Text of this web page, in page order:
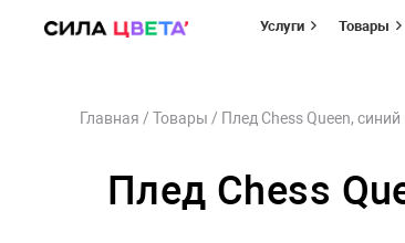
Услуги Товары
Главная / Товары / Плед Chess Queen,
Плед Chess